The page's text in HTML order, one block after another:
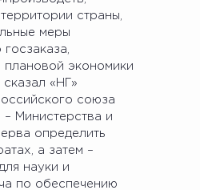
страны,
меры
плановой экономики
«НГ»
союза
Министерства и
определить
а затем –
науки и
по обеспечению